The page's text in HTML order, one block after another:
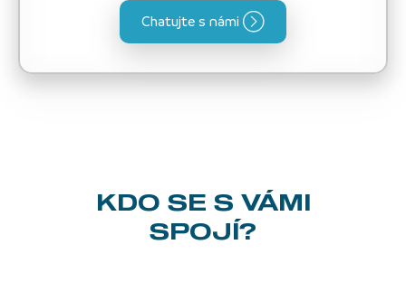
Chatujte s námi
KDO SE S VÁMI
SPOJÍ?